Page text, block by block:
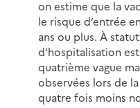
on estime que la
le risque d’entrée
ans ou plus. À
d’hospitalisation
quatrième vague
observées lors de
quatre fois moins